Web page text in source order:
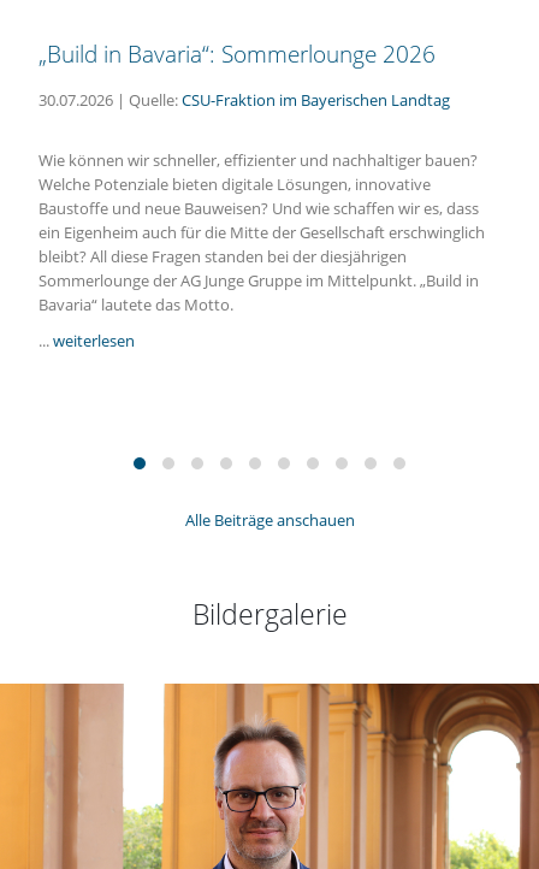
Build in Bavaria“: Sommerlounge 2026
30.07.2026 | Quelle:CSU-Fraktion im Bayerischen Landtag
Wie können wir schneller, effizienter und nachhaltiger bauen?
Welche Potenziale bieten digitale Lösungen, innovative
Baustoffe und neue Bauweisen? Und wie schaffen wir es, dass
ein Eigenheim auch für die Mitte der Gesellschaft erschwinglich
bleibt? All diese Fragen standen bei der diesjährigen
Sommerlounge der AG Junge Gruppe im Mittelpunkt. „Build in
Bavaria“ lautete das Motto.
...weiterlesen
Alle Beiträge anschauen
Bildergalerie